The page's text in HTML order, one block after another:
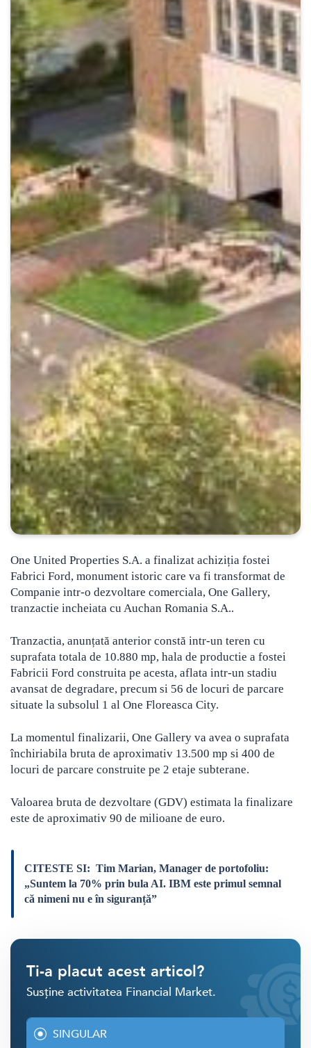
One United Properties S.A. a finalizat achiziția fostei
Fabrici Ford, monument istoric care va fi transformat de
Companie intr-o dezvoltare comerciala, One Gallery,
tranzactie incheiata cu Auchan Romania S.A..
Tranzactia, anunțată anterior constă intr-un teren cu
suprafata totala de 10.880 mp, hala de productie a fostei
Fabricii Ford construita pe acesta, aflata intr-un stadiu
avansat de degradare, precum si 56 de locuri de parcare
situate la subsolul 1 al One Floreasca City.
La momentul finalizarii, One Gallery va avea o suprafata
închiriabila bruta de aproximativ 13.500 mp si 400 de
locuri de parcare construite pe 2 etaje subterane.
Valoarea bruta de dezvoltare (GDV) estimata la finalizare
este de aproximativ 90 de milioane de euro.
CITESTE SI: Tim Marian, Manager de portofoliu:
„Suntem la 70% prin bula AI. IBM este primul semnal
că nimeni nu e în siguranță”
Ti-a placut acest articol?
Susține activitatea Financial Market.
SINGULAR